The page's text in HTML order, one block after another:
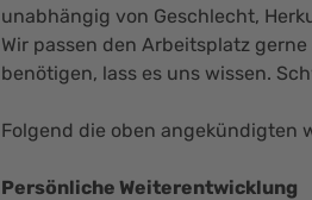
unabhängig von Geschlecht,
Wir passen den Arbeitsplatz
benötigen, lass es uns wissen.
Folgend die oben angekündigten
Persönliche Weiterentwicklung